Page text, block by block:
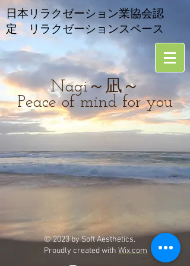
​日本リラクゼーション業協会認
定 リラクゼーションスペース
Nagi～凪～
Peace of mind for you
© 2023 by Soft Aesthetics.
Proudly created with Wix.com